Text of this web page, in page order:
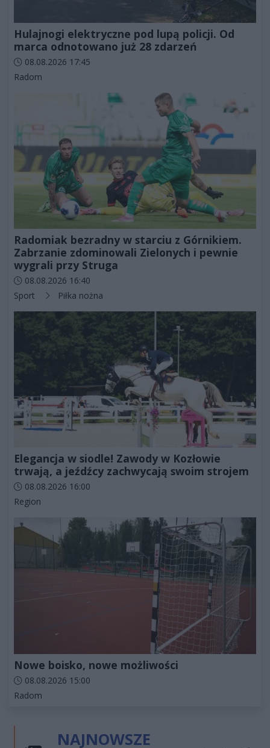
Hulajnogi elektryczne pod lupą policji. Od
marca odnotowano już 28 zdarzeń
Data dodania artykułu:
08.08.2026 17:45
Kategorie artykułu:
Radom
Radomiak bezradny w starciu z Górnikiem.
Zabrzanie zdominowali Zielonych i pewnie
wygrali przy Struga
Data dodania artykułu:
08.08.2026 16:40
Kategorie artykułu:
Sport Piłka nożna
Elegancja w siodle! Zawody w Kozłowie
trwają, a jeźdźcy zachwycają swoim strojem
Data dodania artykułu:
08.08.2026 16:00
Kategorie artykułu:
Region
Nowe boisko, nowe możliwości
Data dodania artykułu:
08.08.2026 15:00
Kategorie artykułu:
Radom
NAJNOWSZE